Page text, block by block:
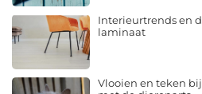
Interieurtrends en
laminaat
Vlooien en teken